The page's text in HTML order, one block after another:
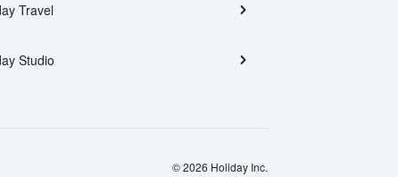
Travel
Studio
© 2026 Holiday Inc.